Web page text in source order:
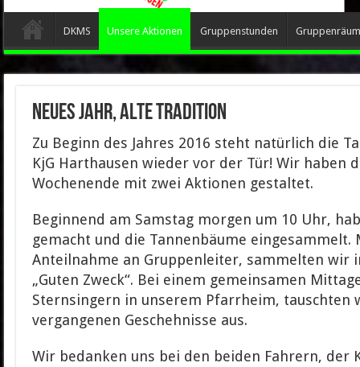
DKMS Unsere Aktionen Gruppenstunden
Neues Jahr, Alte Tradition
Zu Beginn des Jahres 2016 steht natürlich die
KjG Harthausen wieder vor der Tür! Wir haben
Wochenende mit zwei Aktionen gestaltet.
Beginnend am Samstag morgen um 10 Uhr,
gemacht und die Tannenbäume
Anteilnahme an Gruppenleiter, sammelten wir
„Guten Zweck“. Bei einem gemeinsamen
Sternsingern in unserem Pfarrheim, tauschten
vergangenen Geschehnisse aus.
Wir bedanken uns bei den beiden Fahrern, der